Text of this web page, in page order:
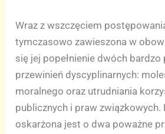
Wraz z wszczęciem
tymczasowo zawieszona w
się jej popełnienie dwóch bardzo
przewinień dyscyplinarnych:
moralnego oraz utrudniania
publicznych i praw związkowych.
oskarżona jest o dwa poważne